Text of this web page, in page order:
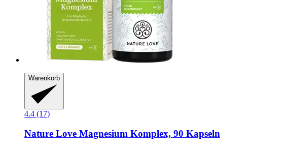
Warenkorb
4.4 (17)
Nature Love Magnesium Komplex, 90 Kapseln